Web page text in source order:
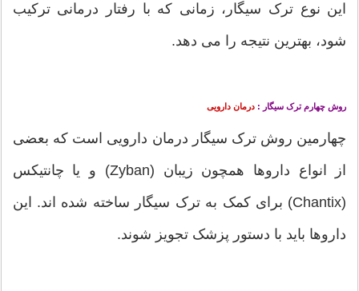
این نوع ترک سیگار، زمانی که با رفتار درمانی ترکیب
شود، بهترین نتیجه را می دهد.
روش چهارم ترک سیگار : درمان دارویی
چهارمین روش ترک سیگار درمان دارویی است که بعضی
از انواع داروها همچون زیبان (Zyban) و یا چانتیکس
(Chantix) برای کمک به ترک سیگار ساخته شده اند. این
داروها باید با دستور پزشک تجویز شوند.